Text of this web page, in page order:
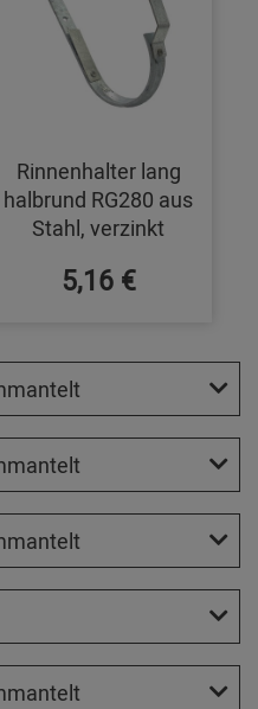
Rinnenhalter lang
halbrund RG280 aus
Stahl, verzinkt
5,16 €